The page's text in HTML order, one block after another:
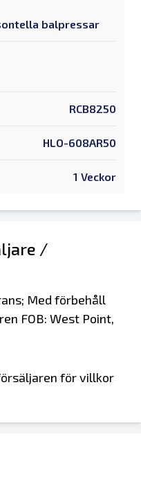
balpressar
RCB8250
HLO-608AR50
1 Veckor
/
Med förbehåll
FOB: West Point,
för villkor